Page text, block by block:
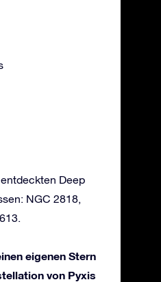
Deep
NGC 2818,
eigenen Stern
von Pyxis